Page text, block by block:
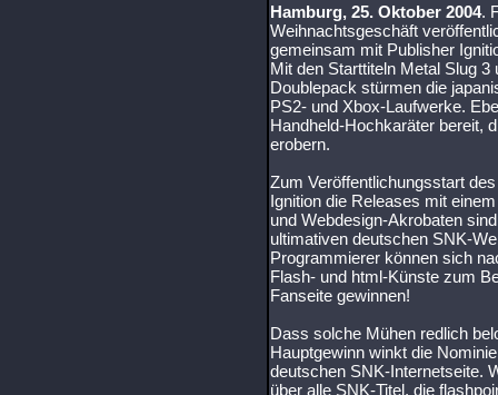
Hamburg, 25. Oktober 2004.
Weihnachtsgeschäft
gemeinsam mit Publisher
Mit den Starttiteln Metal Slug
Doublepack stürmen die
PS2- und Xbox-Laufwerke.
Handheld-Hochkaräter bereit,
erobern.
Zum Veröffentlichungsstart
Ignition die Releases mit
und Webdesign-Akrobaten
ultimativen deutschen SNK-
Programmierer können sich
Flash- und html-Künste zum
Fanseite gewinnen!
Dass solche Mühen redlich
Hauptgewinn winkt die
deutschen SNK-Internetseite.
über alle SNK-Titel, die